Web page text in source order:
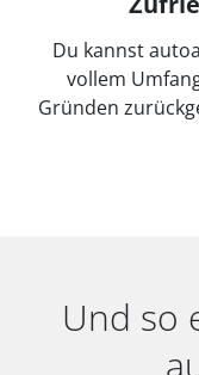
Du kannst
vollem
Gründen
Und so